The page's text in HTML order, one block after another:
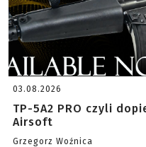
03.08.2026
TP-5A2 PRO czyli
Airsoft
Grzegorz Woźnica